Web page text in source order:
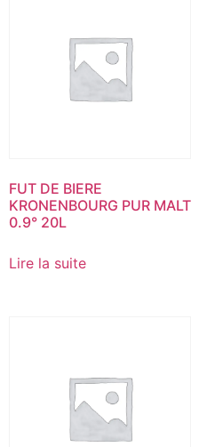
FUT DE BIERE
KRONENBOURG PUR MALT
0.9° 20L
Lire la suite